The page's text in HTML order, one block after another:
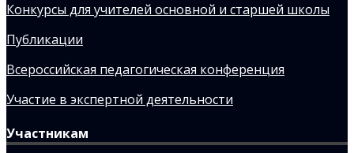
Конкурсы для учителей основной и старшей школы
Публикации
Всероссийская педагогическая конференция
Участие в экспертной деятельности
Участникам